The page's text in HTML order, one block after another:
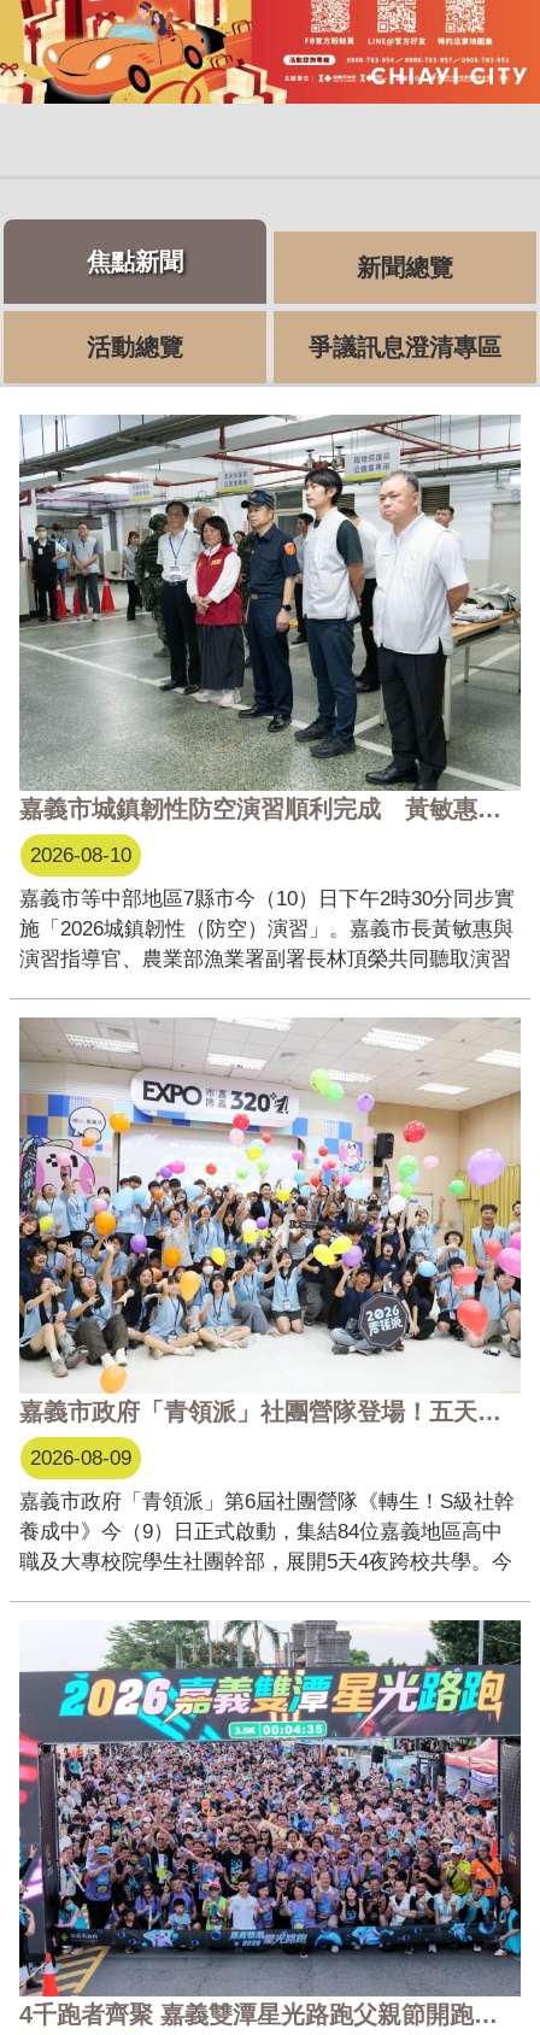
焦點新聞 新聞總覽
活動總覽 爭議訊息澄清專區
嘉義市城鎮韌性防空演習順利完成 黃敏惠市長：居安思危、提升城市應變能力
2026-08-10
嘉義市等中部地區7縣市今（10）日下午2時30分同步實
施「2026城鎮韌性（防空）演習」。嘉義市長黃敏惠與
演習指導官、農業部漁業署副署長林頂榮共同聽取演習
必要管制，以及通訊網路受阻等演練情形。 黃敏惠市
長與林頂榮副署長共同前往 ...更多
嘉義市政府「青領派」社團營隊登場！五天四夜培育青年領導力 84位青年跨校共學迎接新挑戰
2026-08-09
嘉義市政府「青領派」第6屆社團營隊《轉生！S級社幹
養成中》今（9）日正式啟動，集結84位嘉義地區高中
職及大專校院學生社團幹部，展開5天4夜跨校共學。今
轉身成為帶領者，延續青年經驗傳承。嘉義市長黃敏惠
也以「社團大學姐」身分到場，勉勵青年在交流與實踐
中勇 ...更多
4千跑者齊聚 嘉義雙潭星光路跑父親節開跑！黃敏惠市長預告11月迎雙潭馬拉松菁英賽